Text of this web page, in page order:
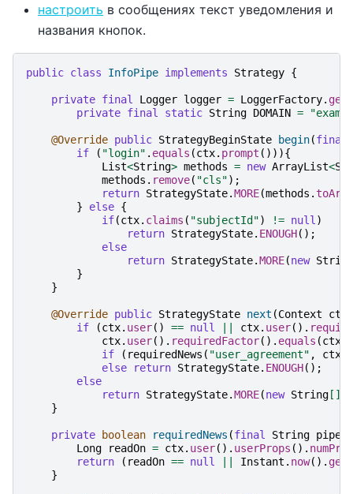
настроить в сообщениях текст уведомления и
названия кнопок.
public class InfoPipe implements Strategy {
private final Logger logger = LoggerFactory.
private final static String DOMAIN =
@Override public StrategyBeginState begin(final
if
( "login" . equals (ctx. prompt ())){
List<String> methods = new ArrayList<
methods . remove( "cls");
return StrategyState.MORE(methods .
}
else {
if(ctx. claims ( "subjectId") != null )
return StrategyState. ENOUGH();
else
return StrategyState.MORE(new String
}
}
@Override public StrategyState next (Context ctx
if
(ctx. user() == null ctx. user().
ctx. user(). requiredFactor(). equals (ctx
if
( requiredNews ( "user_agreement" , ctx
else
return StrategyState. ENOUGH();
else
return StrategyState.MORE(new String []
}
private boolean requiredNews (final String pipeId
Long
readOn = ctx. user(). userProps (). numProp
return
( readOn == null Instant . now().
}